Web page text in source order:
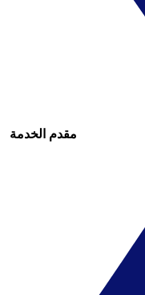
مقدم الخدمة